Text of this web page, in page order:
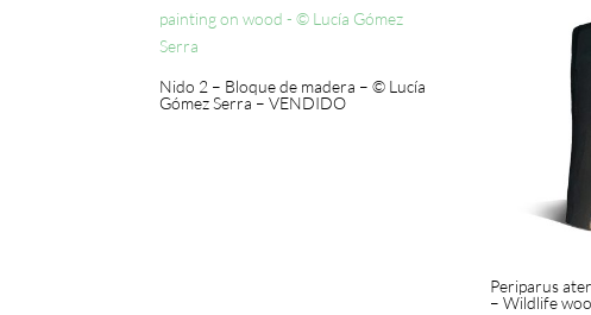
Nido 2 – Bloque de madera – © Lucía
Gómez Serra – VENDIDO
Periparus
– Wildlife